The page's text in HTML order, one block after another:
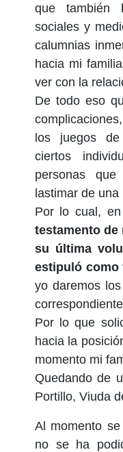
que también
sociales y
calumnias
hacia mi
ver con la
De todo eso
los juegos
ciertos
personas
lastimar de
Por lo cual,
testamento de
su última
estipuló como
yo daremos
Por lo que
hacia la
momento mi
Quedando de
Portillo, Viuda
Al momento
no se ha